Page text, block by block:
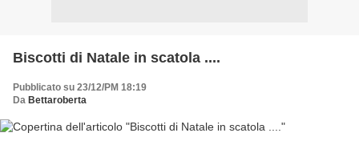
Biscotti di Natale in scatola ....
Pubblicato su 23/12/PM 18:19
Da Bettaroberta